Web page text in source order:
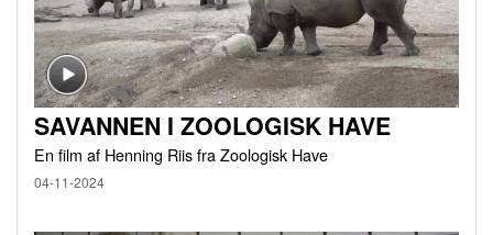
SAVANNEN I ZOOLOGISK HAVE
En film af Henning Riis fra Zoologisk Have
04-11-2024